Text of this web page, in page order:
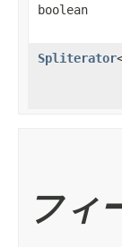
boolean
Spliterator
フィ